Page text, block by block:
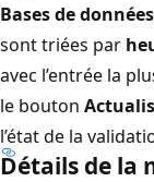
Bases de données
sont triées par
avec l’entrée la
le bouton
l’état de la
Détails de la